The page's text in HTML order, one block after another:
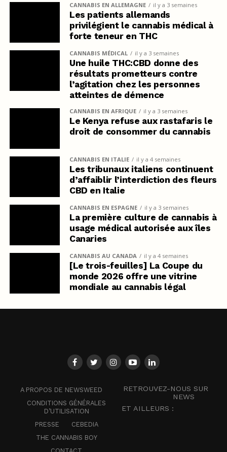
CANNABIS EN ALLEMAGNE il y a 3 semaines
Les patients allemands
privilégient le cannabis médical à
forte teneur en THC
CANNABIS MÉDICAL il y a 3 semaines
Une huile THC:CBD donne des
résultats prometteurs contre
l’agitation chez les personnes
atteintes de démence
CANNABIS EN AFRIQUE il y a 3 semaines
Le Kenya refuse aux rastafaris le
droit de consommer du cannabis
CANNABIS EN ITALIE il y a 4 semaines
Les tribunaux italiens continuent
d’affaiblir l’interdiction des fleurs
CBD en Italie
CANNABIS EN ESPAGNE il y a 3 semaines
La première culture de cannabis à
usage médical autorisée aux îles
Canaries
CANNABIS AU CANADA il y a 4 semaines
[Le trois-feuilles] La Coupe du
monde 2026 offre une vitrine
mondiale au cannabis légal
A PROPOS DE NEWSWEED
CONDITIONS GÉNÉRALES
D’UTILISATION
PRESSE
CEBEDIA
THE CANNABIS BOY
RETROUVEZ-NOUS SUR
NEWS
ET AILLEURS :